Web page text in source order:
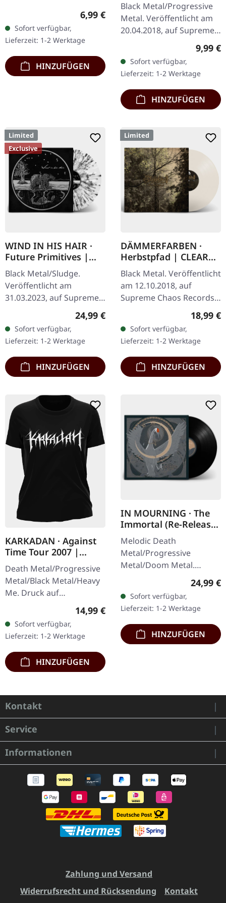
Regulärer Preis:
6,99 €
Sofort verfügbar,
Lieferzeit: 1-2 Werktage
HINZUFÜGEN
Black Metal/Progressive
Metal. Veröffentlicht am
20.04.2018, auf Supreme
Chaos Records. Limitierte
Erstauflage als CD im
DigiPak. Schnall Dich an,…
9,99 €
Sofort verfügbar,
Lieferzeit: 1-2 Werktage
HINZUFÜGEN
Limited
Exclusive
WIND IN HIS HAIR ·
Future Primitives |
SPLATTER LP
Black Metal/Sludge.
Veröffentlicht am
31.03.2023, auf Supreme
Chaos Records. SCR-
exklusives Ultra Clear
Vinyl mit schwarzen und
weißen Splattern mit…
Regulärer Preis:
24,99 €
Sofort verfügbar,
Lieferzeit: 1-2 Werktage
HINZUFÜGEN
Limited
DÄMMERFARBEN ·
Herbstpfad | CLEAR
LP
Black Metal. Veröffentlicht
am 12.10.2018, auf
Supreme Chaos Records.
Transparentes Vinyl
limitiert auf nur 200
Exemplare. Diese
hochwertige…
18,99 €
Sofort verfügbar,
Lieferzeit: 1-2 Werktage
HINZUFÜGEN
KARKADAN · Against
Time Tour 2007 |
GIRLIE
Death Metal/Progressive
Metal/Black Metal/Heavy
Me. Druck auf
Rückseite. Front Logo,
Rückseite: Tourdaten.
100% Baumwolle
Regulärer Preis:
14,99 €
Sofort verfügbar,
Lieferzeit: 1-2 Werktage
HINZUFÜGEN
IN MOURNING · The
Immortal (Re-Release)
| BLACK LP
Melodic Death
Metal/Progressive
Metal/Doom Metal.
27.03.2026, auf Supreme
Chaos Records.
Schwarzes Vinyl mit
Insert. Zweite Auflage…
24,99 €
Sofort verfügbar,
Lieferzeit: 1-2 Werktage
HINZUFÜGEN
Kontakt
Service
Informationen
Zahlung und Versand
Widerrufsrecht und Rücksendung
Kontakt